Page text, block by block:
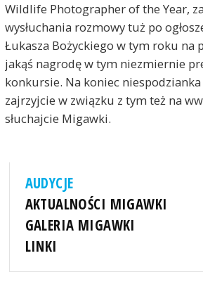
Wildlife Photographer of the Year,
wysłuchania rozmowy tuż po
Łukasza Bożyckiego w tym roku na
jakąś nagrodę w tym niezmiernie
konkursie. Na koniec
zajrzyjcie w związku z tym też na
słuchajcie Migawki.
AUDYCJE
AKTUALNOŚCI MIGAWKI
GALERIA MIGAWKI
LINKI